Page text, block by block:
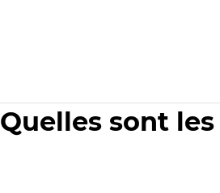
Quelles sont